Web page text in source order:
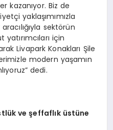
kazanıyor. Biz de
yaklaşımımızla
sektörün
için
Livapark Konakları Şile
modern yaşamın
dedi.
ve şeffaflık üstüne